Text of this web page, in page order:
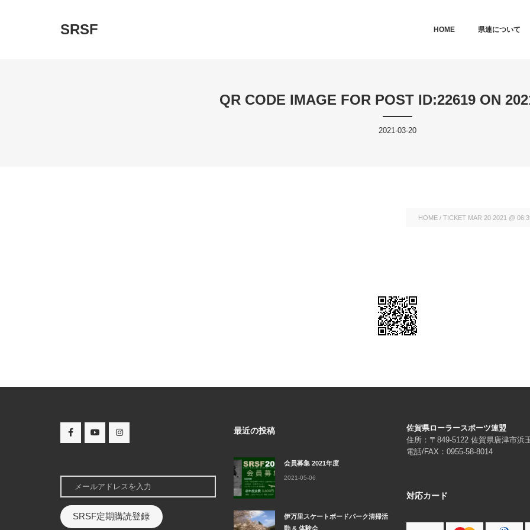
SRSF SKIP TO PRIMARY CONTENT
SKIP TO SECONDARY CONTENT
HOME 県連について
QR CODE IMAGE FOR POST ID:22619 ON
2021-03-20
HOME / TICKET MAR 20 2021 @
SRSF定期購読登録
最近の投稿
会員募集 2021年度
2021-05-06
伊万里スケートボードパーク清掃活
動 & 体験会
佐賀県ローラースポーツ連盟
住所：〒849-5122 佐賀県唐津市浜
電話/FAX：0955-58-8014
対応カード